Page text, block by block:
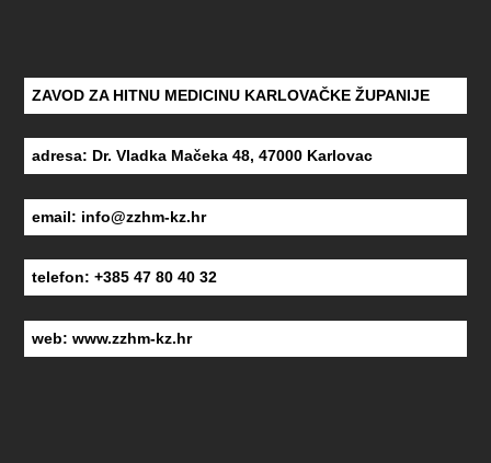
ZAVOD ZA HITNU MEDICINU KARLOVAČKE ŽUPANIJE
adresa: Dr. Vladka Mačeka 48, 47000 Karlovac
email: info@zzhm-kz.hr
telefon: +385 47 80 40 32
web:www.zzhm-kz.hr